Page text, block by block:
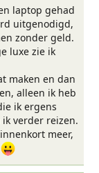
laptop gehad
uitgenodigd,
zonder geld.
luxe zie ik
maken en dan
alleen ik heb
ik ergens
verder reizen.
meer,